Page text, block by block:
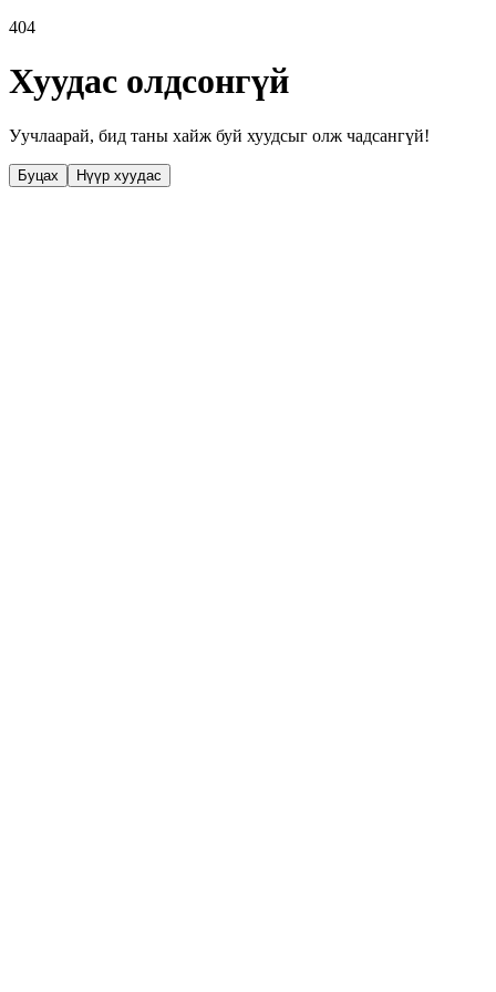
404
Хуудас олдсонгүй
Уучлаарай, бид таны хайж буй хуудсыг олж чадсангүй!
Буцах Нүүр хуудас